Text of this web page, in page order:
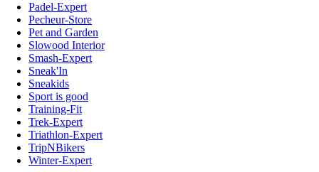
Padel-Expert
Pecheur-Store
Pet and Garden
Slowood Interior
Smash-Expert
Sneak'In
Sneakids
Sport is good
Training-Fit
Trek-Expert
Triathlon-Expert
TripNBikers
Winter-Expert